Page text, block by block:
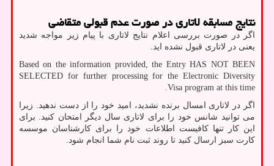
نتایج مسابقه لاتاری در صورت عدم قبولی متقاضی
اگر در صورت بررسی اعلام نتایج لاتاری با پیام زیر مواجه شدید
یعنی در لاتاری قبول نشده اید.
Based on the information provided, the Entry HAS NOT BEEN
SELECTED for further processing for the Electronic Diversity
Visa program at this time
.
اگر در لاتاری امسال برنده نشدید، امید خود را از دست ندهید. زیرا
می توانید شانس خود را برای لاتاری سال دیگر امتحان کنید. برای
این کار تنها کافیست اطلاعات خود را برای کارشناسان موسسه
کارت سبز ارسال کنید تا روند ثبت نام شما انجام شود.